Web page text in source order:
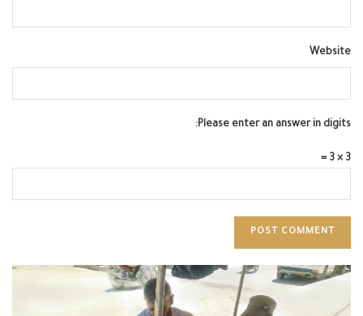
Website
Please enter an answer in digits:
3 × 3 =